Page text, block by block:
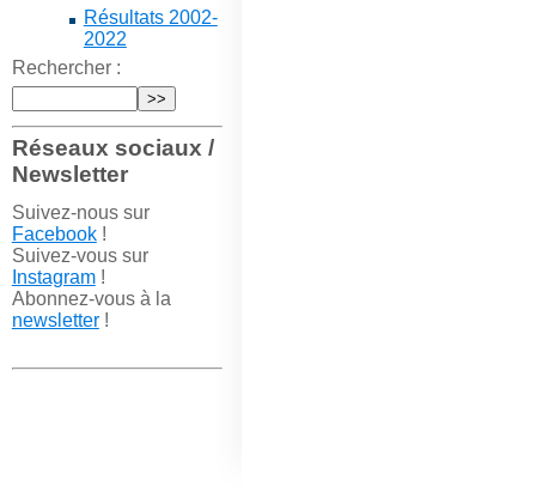
Résultats 2002-
2022
Rechercher :
Réseaux sociaux /
Newsletter
Suivez-nous sur
Facebook!
Suivez-vous sur
Instagram!
Abonnez-vous à la
newsletter!